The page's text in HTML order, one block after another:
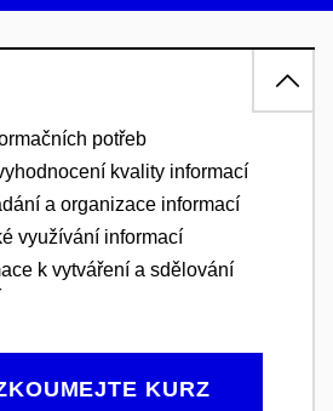
potřeb
kvality informací
a organizace informací
využívání informací
k vytváření a sdělování
KURZ